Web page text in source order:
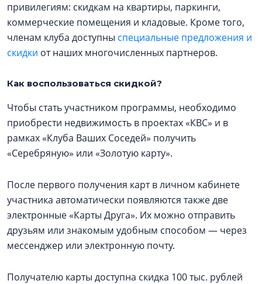
привилегиям: скидкам на квартиры, паркинги,
коммерческие помещения и кладовые. Кроме того,
членам клуба доступны специальные предложения и
скидки от наших многочисленных партнеров.
Как воспользоваться скидкой?
Чтобы стать участником программы, необходимо
приобрести недвижимость в проектах «КВС» и в
рамках «Клуба Ваших Соседей» получить
«Серебряную» или «Золотую карту».
После первого получения карт в личном кабинете
участника автоматически появляются также две
электронные «Карты Друга». Их можно отправить
друзьям или знакомым удобным способом — через
мессенджер или электронную почту.
Получателю карты доступна скидка 100 тыс. рублей